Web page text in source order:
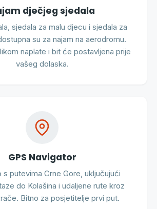
dječjeg sjedala
sjedala za malu djecu i sjedala za
su za najam na aerodromu.
naplate i bit će postavljena prije
vašeg dolaska.
GPS Navigator
s putevima Crne Gore, uključujući
do Kolašina i udaljene rute kroz
Bitno za posjetitelje prvi put.